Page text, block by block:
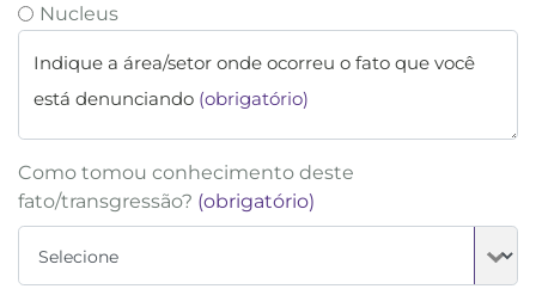
Nucleus
Indique a área/setor onde ocorreu o fato que você
está denunciando (obrigatório)
Como tomou conhecimento deste
fato/transgressão? (obrigatório)